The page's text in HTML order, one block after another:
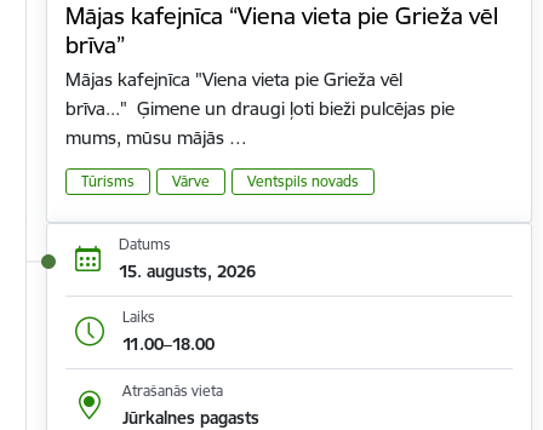
Mājas kafejnīca “Viena vieta pie Grieža vēl
brīva”
Mājas kafejnīca "Viena vieta pie Grieža vēl
brīva..." Ģimene un draugi ļoti bieži pulcējas pie
mums, mūsu mājās …
Tūrisms Vārve Ventspils novads
Datums
15. augusts, 2026
Laiks
11.00–18.00
Atrašanās vieta
Jūrkalnes pagasts